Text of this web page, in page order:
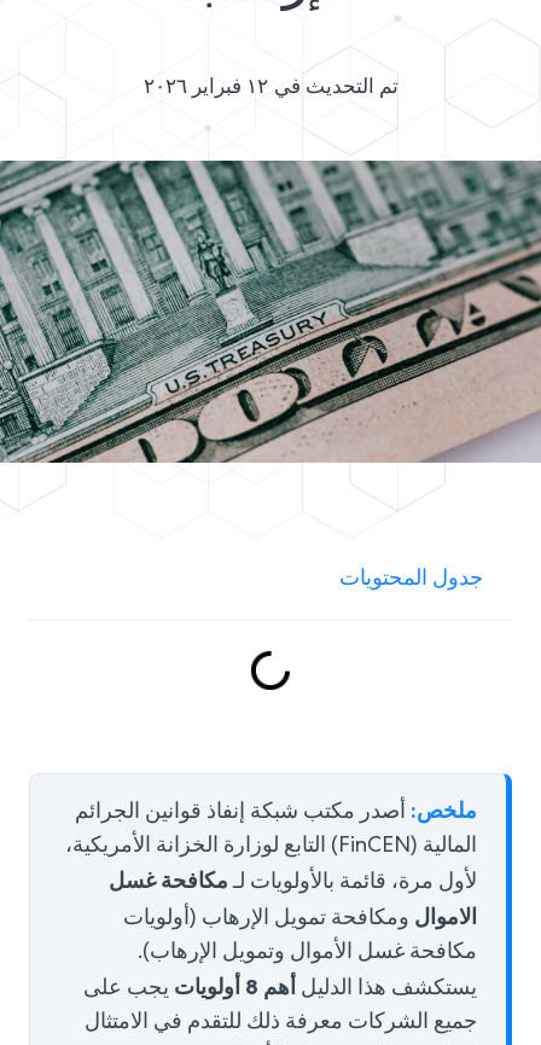
تم التحديث في ١٢ فبراير ٢٠٢٦
ملخص: أصدر مكتب شبكة إنفاذ قوانين الجرائم
المالية (FinCEN) التابع لوزارة الخزانة الأمريكية،
لأول مرة، قائمة بالأولويات لـ مكافحة غسل
الاموال ومكافحة تمويل الإرهاب (أولويات
مكافحة غسل الأموال وتمويل الإرهاب).
يستكشف هذا الدليل أهم 8 أولويات
يجب على
جميع الشركات معرفة ذلك للتقدم في الامتثال
جدول المحتويات